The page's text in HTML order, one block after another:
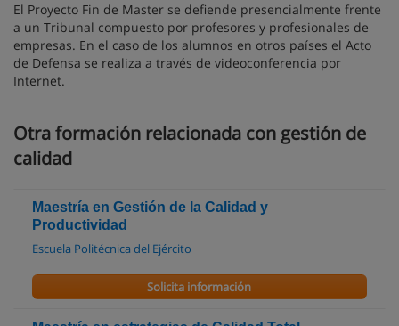
El Proyecto Fin de Master se defiende presencialmente frente
a un Tribunal compuesto por profesores y profesionales de
empresas. En el caso de los alumnos en otros países el Acto
de Defensa se realiza a través de videoconferencia por
Internet.
Otra formación relacionada con gestión de
calidad
Maestría en Gestión de la Calidad y
Productividad
Escuela Politécnica del Ejército
Solicita información